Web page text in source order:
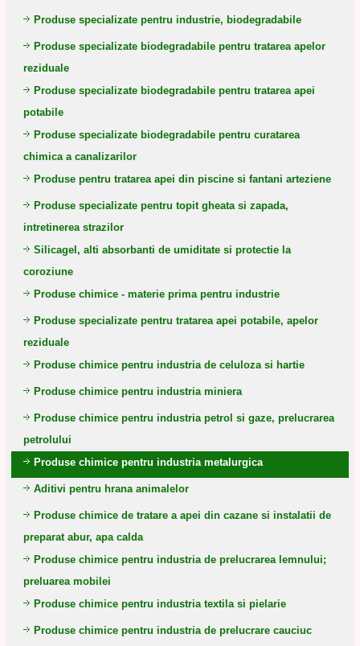
Produse specializate pentru industrie, biodegradabile
Produse specializate biodegradabile pentru tratarea apelor
reziduale
Produse specializate biodegradabile pentru tratarea apei
potabile
Produse specializate biodegradabile pentru curatarea
chimica a canalizarilor
Produse pentru tratarea apei din piscine si fantani arteziene
Produse specializate pentru topit gheata si zapada,
intretinerea strazilor
Silicagel, alti absorbanti de umiditate si protectie la
coroziune
Produse chimice - materie prima pentru industrie
Produse specializate pentru tratarea apei potabile, apelor
reziduale
Produse chimice pentru industria de celuloza si hartie
Produse chimice pentru industria miniera
Produse chimice pentru industria petrol si gaze, prelucrarea
petrolului
Produse chimice pentru industria metalurgica
Aditivi pentru hrana animalelor
Produse chimice de tratare a apei din cazane si instalatii de
preparat abur, apa calda
Produse chimice pentru industria de prelucrarea lemnului;
preluarea mobilei
Produse chimice pentru industria textila si pielarie
Produse chimice pentru industria de prelucrare cauciuc